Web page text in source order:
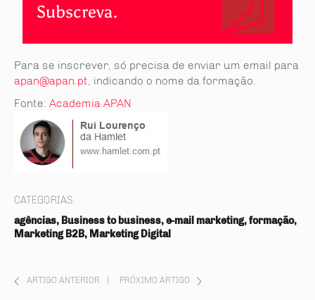
Subscreva.
Para se inscrever, só precisa de enviar um email para
apan@apan.pt , indicando o nome da formação.
Fonte: Academia APAN
CATEGORIAS:
agências, Business to business, e-mail marketing, formação,
Marketing B2B, Marketing Digital
ARTIGO ANTERIOR PRÓXIMO ARTIGO